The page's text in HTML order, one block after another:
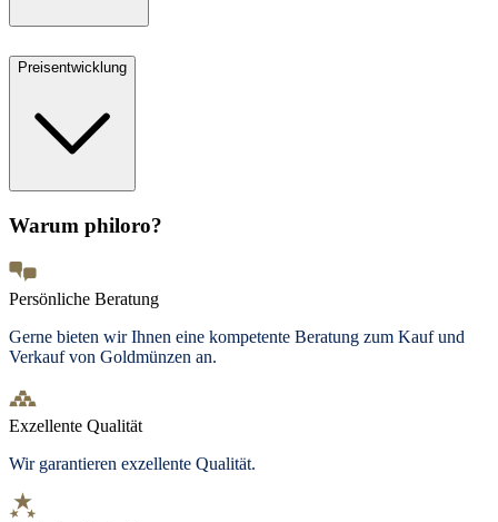
Preisentwicklung
Warum philoro?
Persönliche Beratung
Gerne bieten wir Ihnen eine kompetente Beratung zum Kauf und
Verkauf von Goldmünzen an.
Exzellente Qualität
Wir garantieren exzellente Qualität.